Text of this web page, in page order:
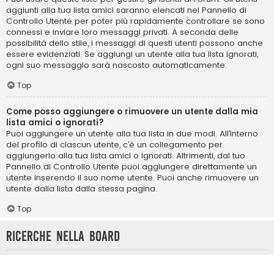
aggiunti alla tua lista amici saranno elencati nel Pannello di
Controllo Utente per poter più rapidamente controllare se sono
connessi e inviare loro messaggi privati. A seconda delle
possibilità dello stile, i messaggi di questi utenti possono anche
essere evidenziati. Se aggiungi un utente alla tua lista ignorati,
ogni suo messaggio sarà nascosto automaticamente.
Top
Come posso aggiungere o rimuovere un utente dalla mia
lista amici o ignorati?
Puoi aggiungere un utente alla tua lista in due modi. All’interno
del profilo di ciascun utente, c’è un collegamento per
aggiungerlo alla tua lista amici o ignorati. Altrimenti, dal tuo
Pannello di Controllo Utente puoi aggiungere direttamente un
utente inserendo il suo nome utente. Puoi anche rimuovere un
utente dalla lista dalla stessa pagina.
Top
Ricerche nella Board